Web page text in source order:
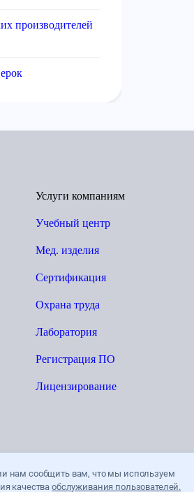
нам сообщить вам, что мы используем
качества обслуживания пользователей.
производителей
Услуги компаниям
Учебный центр
Мед. изделия
Сертификация
Охрана труда
Лаборатория
Регистрация ПО
Лицензирование